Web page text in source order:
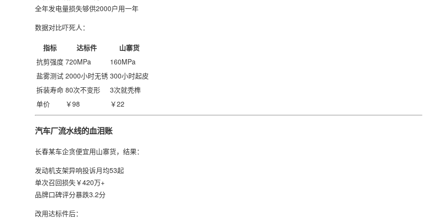
全年发电量损失够供2000户用一年
数据对比吓死人：
指标 达标件
山寨货
抗剪强度 720MPa
160MPa
盐雾测试 2000小时无锈 300小时起皮
拆装寿命 80次不变形
3次就秃榫
单价
￥98 ￥22
汽车厂流水线的血泪账
长春某车企贪便宜用山寨货，结果：
发动机支架异响投诉月均53起
单次召回损失￥420万+
品牌口碑评分暴跌3.2分
改用达标件后：